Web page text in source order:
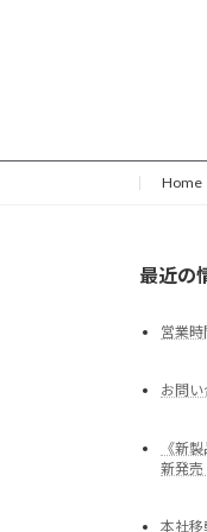
Home
最近の
営業
お問
《新
新発売
本社移